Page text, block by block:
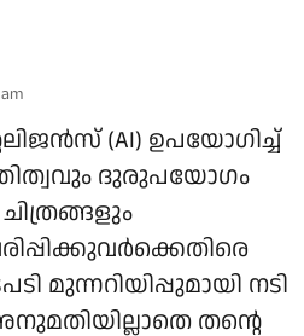
(AI) ഉപയോഗിച്ച്
ദുരുപയോഗം
മുന്നറിയിപ്പുമായി നടി
തന്റെ